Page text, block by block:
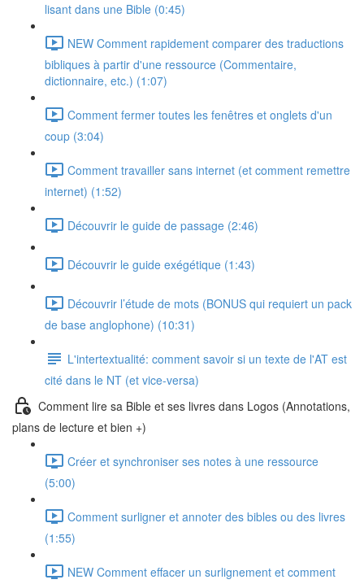
lisant dans une Bible (0:45)
NEW Comment rapidement comparer des traductions
bibliques à partir d'une ressource (Commentaire,
dictionnaire, etc.) (1:07)
Comment fermer toutes les fenêtres et onglets d'un
coup (3:04)
Comment travailler sans internet (et comment remettre
internet) (1:52)
Découvrir le guide de passage (2:46)
Découvrir le guide exégétique (1:43)
Découvrir l’étude de mots (BONUS qui requiert un pack
de base anglophone) (10:31)
L'intertextualité: comment savoir si un texte de l'AT est
cité dans le NT (et vice-versa)
Comment lire sa Bible et ses livres dans Logos (Annotations,
plans de lecture et bien +)
Créer et synchroniser ses notes à une ressource
(5:00)
Comment surligner et annoter des bibles ou des livres
(1:55)
NEW Comment effacer un surlignement et comment